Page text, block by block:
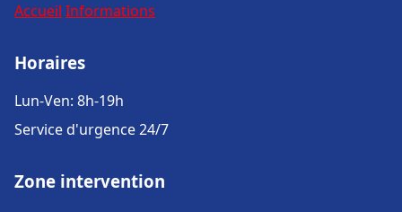
Accueil Informations
Horaires
Lun-Ven: 8h-19h
Service d'urgence 24/7
Zone intervention